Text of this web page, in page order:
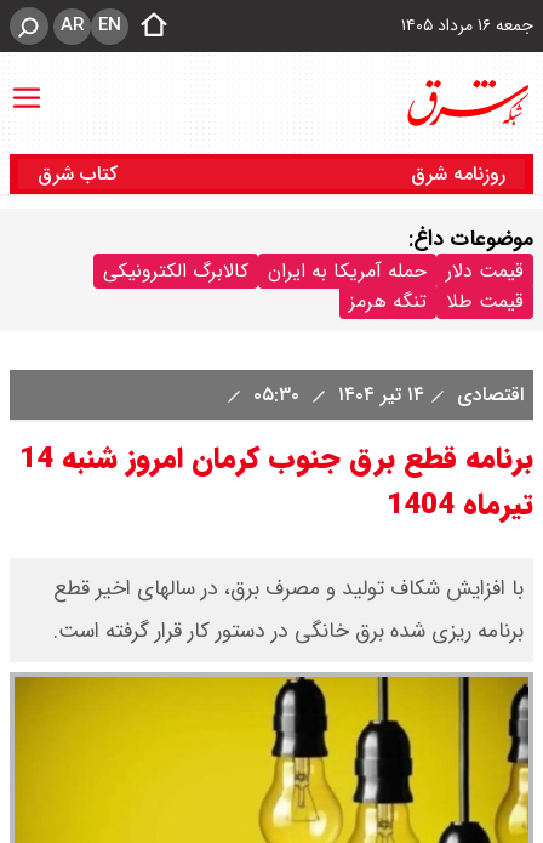
جمعه ۱۶ مرداد ۱۴۰۵ EN
AR
روزنامه شرق کتاب شرق
موضوعات داغ:
قیمت دلار حمله آمریکا به ایران
کالابرگ الکترونیکی
قیمت طلا
تنگه هرمز
اقتصادی ۱۴ تیر ۱۴۰۴
برنامه قطع برق جنوب کرمان امروز شنبه 14
تیرماه 1404
با افزایش شکاف تولید و مصرف برق، در سالهای اخیر قطع
برنامه ریزی شده برق خانگی در دستور کار قرار گرفته است.